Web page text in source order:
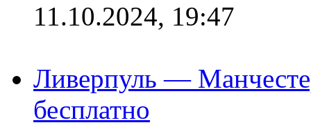
11.10.2024, 19:47
Ливерпуль —
бесплатно